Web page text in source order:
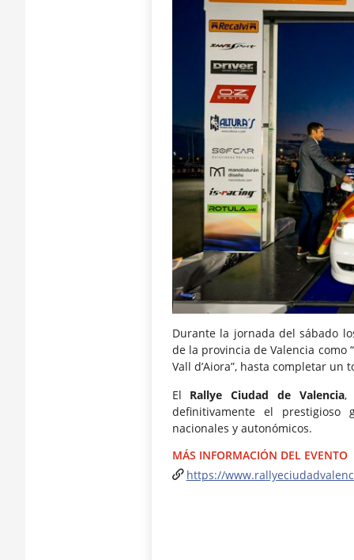
Durante la jornada del sábado
de la provincia de Valencia como
Vall d’Aiora”, hasta completar un
El Rallye Ciudad de Valencia,
definitivamente el
nacionales y autonómicos.
MÁS INFORMACIÓN DEL EVENTO
https://